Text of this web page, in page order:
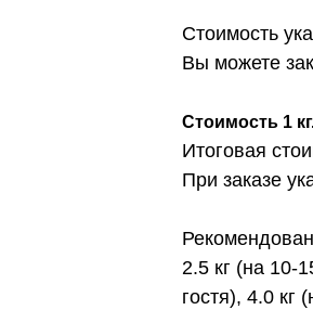
Стоимость
Вы можете
Стоимость 1
Итоговая
При заказе
2.5 кг (на 10-
гостя), 4.0 кг